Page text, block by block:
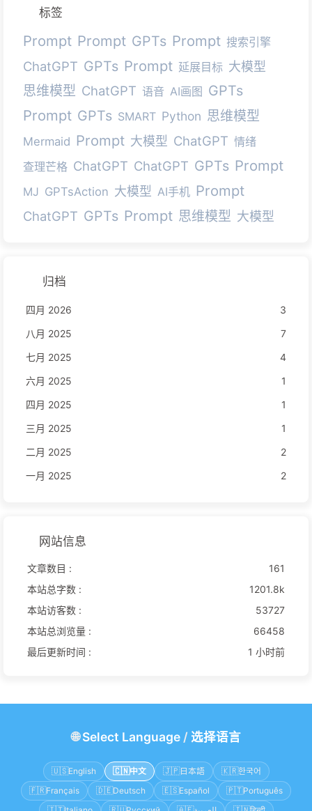
标签
Prompt Prompt GPTs Prompt 搜索引擎
ChatGPT GPTs Prompt 延展目标 大模型
思维模型 ChatGPT 语音 AI画图 GPTs
Prompt GPTs SMART Python 思维模型
Mermaid Prompt 大模型 ChatGPT 情绪
查理芒格 ChatGPT ChatGPT GPTs Prompt
MJ GPTsAction 大模型 AI手机 Prompt
ChatGPT GPTs Prompt 思维模型 大模型
归档
四月 2026
3
八月 2025
7
七月 2025
4
六月 2025
1
四月 2025
1
三月 2025
1
二月 2025
2
一月 2025
2
网站信息
文章数目 :
161
本站总字数 :
1201.8k
本站访客数 :
53727
本站总浏览量 :
66458
最后更新时间 :
1 小时前
🌐Select Language/ 选择语言
🇺🇸English 🇨🇳 中文 🇯🇵日本語 🇰🇷한국어
🇫🇷Français 🇩🇪Deutsch 🇪🇸Español 🇵🇹Português